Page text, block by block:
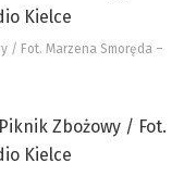
/ Fot. Marzena Smoręda –